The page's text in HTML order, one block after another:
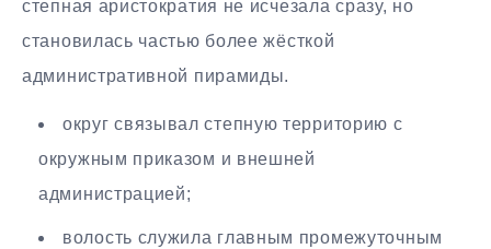
степная аристократия не исчезала сразу, но
становилась частью более жёсткой
административной пирамиды.
округ связывал степную территорию с
окружным приказом и внешней
администрацией;
волость служила главным промежуточным